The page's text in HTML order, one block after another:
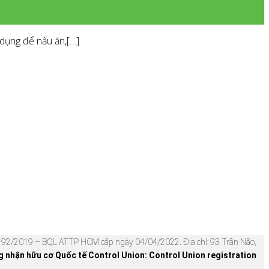
để nấu ăn,[…]
2019 – BQL ATTP HCM cấp ngày 04/04/2022. Địa chỉ: 93 Trần Não,
nhận hữu cơ Quốc tế Control Union: Control Union registration